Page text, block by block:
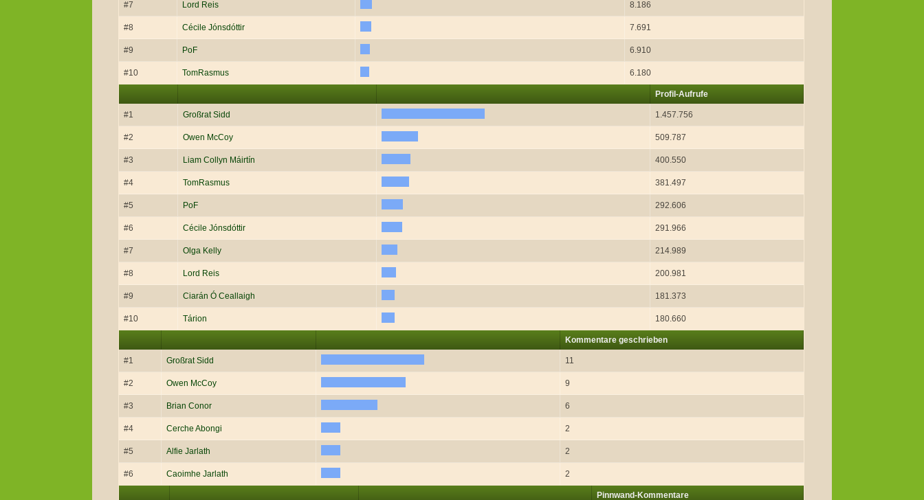
#7 Lord Reis 8.186
#8 Cécile Jónsdóttir 7.691
#9 PoF 6.910
#10 TomRasmus 6.180
Profil-Aufrufe
#1 Großrat Sidd 1.457.756
#2 Owen McCoy 509.787
#3 Liam Collyn Máirtín 400.550
#4 TomRasmus 381.497
#5 PoF 292.606
#6 Cécile Jónsdóttir 291.966
#7 Olga Kelly 214.989
#8 Lord Reis 200.981
#9 Ciarán Ó Ceallaigh 181.373
#10 Tárion 180.660
Kommentare geschrieben
#1 Großrat Sidd 11
#2 Owen McCoy 9
#3 Brian Conor 6
#4 Cerche Abongi 2
#5 Alfie Jarlath 2
#6 Caoimhe Jarlath 2
Pinnwand-Kommentare